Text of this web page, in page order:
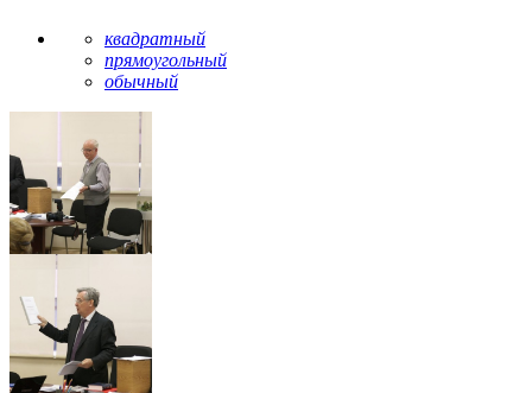
квадратный
прямоугольный
обычный